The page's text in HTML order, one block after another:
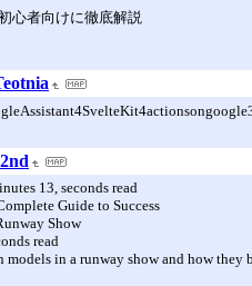
心者向けに徹底解説
13, seconds read
Guide to Success
Show
read
in a runway show and how